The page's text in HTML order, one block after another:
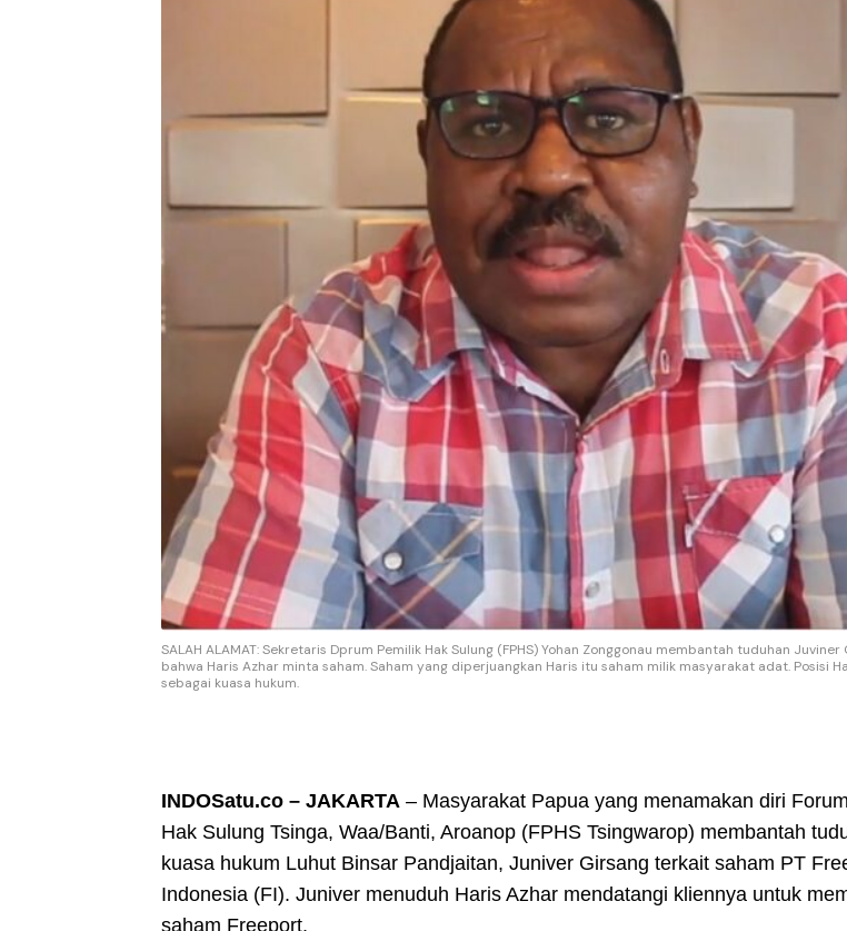
SALAH ALAMAT: Sekretaris Dprum Pemilik Hak Sulung (FPHS) Yohan Zonggonau membantah tuduhan Juviner
bahwa Haris Azhar minta saham. Saham yang diperjuangkan Haris itu saham milik masyarakat adat. Posisi
sebagai kuasa hukum.
INDOSatu.co – JAKARTA – Masyarakat Papua yang menamakan diri
Hak Sulung Tsinga, Waa/Banti, Aroanop (FPHS Tsingwarop) membantah
kuasa hukum Luhut Binsar Pandjaitan, Juniver Girsang terkait saham PT
Indonesia (FI). Juniver menuduh Haris Azhar mendatangi kliennya untuk
saham Freeport.